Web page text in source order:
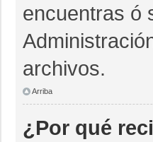
encuentras ó
archivos.
Arriba
¿Por qué